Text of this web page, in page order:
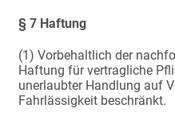
§ 7 Haftung
(1) Vorbehaltlich der
Haftung für vertragliche
unerlaubter Handlung auf
Fahrlässigkeit beschränkt.